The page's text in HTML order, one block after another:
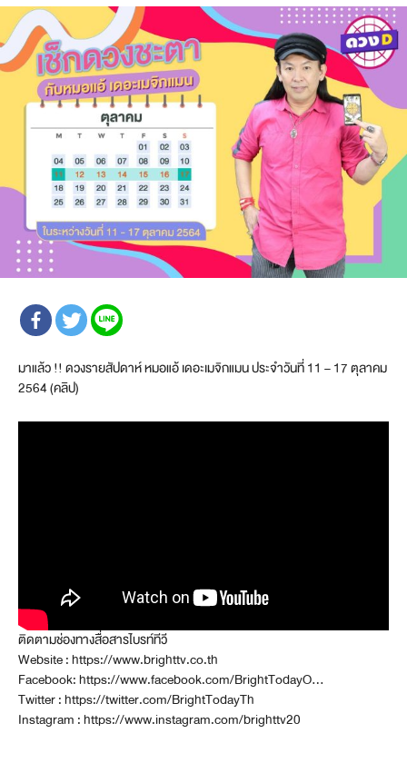
มาแล้ว !! ดวงรายสัปดาห์ หมอแอ้ เดอะเมจิกแมน ประจำวันที่ 11 – 17 ตุลาคม
2564 (คลิป)
ติดตามช่องทางสื่อสารไบรท์ทีวี
Website : https://www.brighttv.co.th
Facebook: https://www.facebook.com/BrightTodayO…
Twitter : https://twitter.com/BrightTodayTh
Instagram : https://www.instagram.com/brighttv20